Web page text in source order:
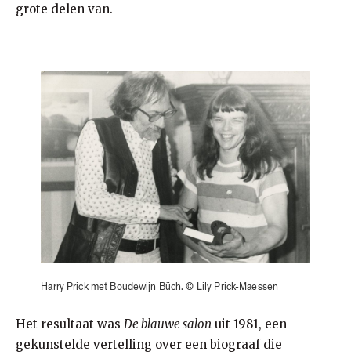
grote delen van.
Harry Prick met Boudewijn Büch. © Lily Prick-Maessen
Het resultaat was De blauwe salon uit 1981, een
gekunstelde vertelling over een biograaf die